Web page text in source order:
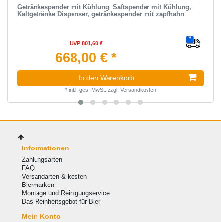
Getränkespender mit Kühlung, Saftspender mit Kühlung,
Kaltgetränke Dispenser, getränkespender mit zapfhahn
UVP 801,60 €
668,00 € *
In den Warenkorb
* inkl. ges. MwSt. zzgl. Versandkosten
Informationen
Zahlungsarten
FAQ
Versandarten & kosten
Biermarken
Montage und Reinigungservice
Das Reinheitsgebot für Bier
Mein Konto